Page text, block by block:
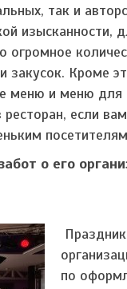
так и
изысканности,
огромное
закусок. Кроме
меню и меню для
если
о его
по